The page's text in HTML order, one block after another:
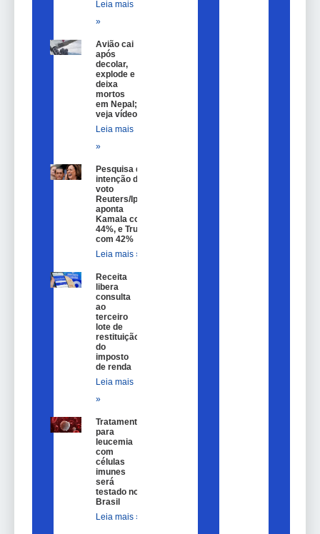
Leia mais
»
Avião cai
após
decolar,
explode e
deixa
mortos
em Nepal;
veja vídeo
Leia mais
»
Pesquisa de
intenção de
voto
Reuters/Ipsos
aponta
Kamala com
44%, e Trump
com 42%
Leia mais »
Receita
libera
consulta
ao
terceiro
lote de
restituição
do
imposto
de renda
Leia mais
»
Tratamento
para
leucemia
com
células
imunes
será
testado no
Brasil
Leia mais »